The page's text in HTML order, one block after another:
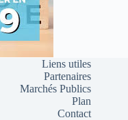
Liens utiles
Partenaires
Marchés Publics
Plan
Contact